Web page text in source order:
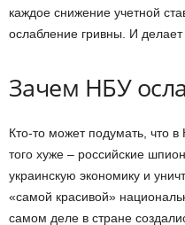
каждое снижение учетной
ослабление гривны. И
Зачем НБУ
Кто-то может подумать, что
того хуже – российские
украинскую экономику и
«самой красивой»
самом деле в стране